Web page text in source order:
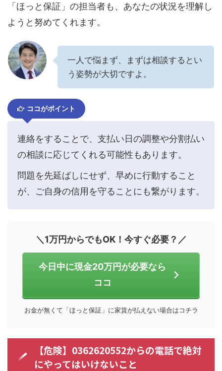
「ほっと保証」の担当者も、あなたの状況を理解し
ようと努めてくれます。
一人で悩まず、まずは相談するとい
う姿勢が大切ですよ。
ココがポイント
連絡をすることで、支払い日の調整や分割払い
の相談に応じてくれる可能性もあります。
問題を先延ばしにせず、早めに行動すること
が、ご自身の信用を守ることにも繋がります。
＼1万円からでもOK！今すぐ必要？／
今日中に現金20万円が必要なら
ココ
お金が無くて「ほっと保証」に家賃が払えない場合はコチラ
【危険】0362620552からの電話で絶対
にやってはいけないこと